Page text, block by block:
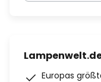
Europas